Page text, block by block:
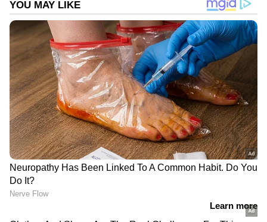
ഒഴിവായി. പെട്ടന്ന് തന്നെ യാത്രക്കാരെ
ഒഴിപ്പിച്ചതിനാൽ ആർക്കും പരിക്കില്ല.
ട്രെയിനിന്റെ കോച്ച് പൂർണമായി കത്തിനശിച്ചു.
പലരുടെയും ലഗേജുകളും അഗ്നിക്കിരയായി.
ട്രാക്കിന് സമീപമുള്ള മരങ്ങളിലേക്കും തീ
പടർന്നിരുന്നു. അടുത്തുള്ള പാടങ്ങളിൽ
ആളുകൾ വെച്ചിരുന്ന മോട്ടോറുകൾവെച്ചാണ്
ആദ്യം തീയണയ്ക്കാൻ ശ്രമിച്ചത്.
അരമണിക്കൂർ കഴിഞ്ഞതോടെ ഫയർ
എൻജിനുകളുമെത്തി. അപ്പോഴേക്കും കോച്ച്
പൂർണമായി കത്തിക്കഴിഞ്ഞിരുന്നുവെന്നാണ്